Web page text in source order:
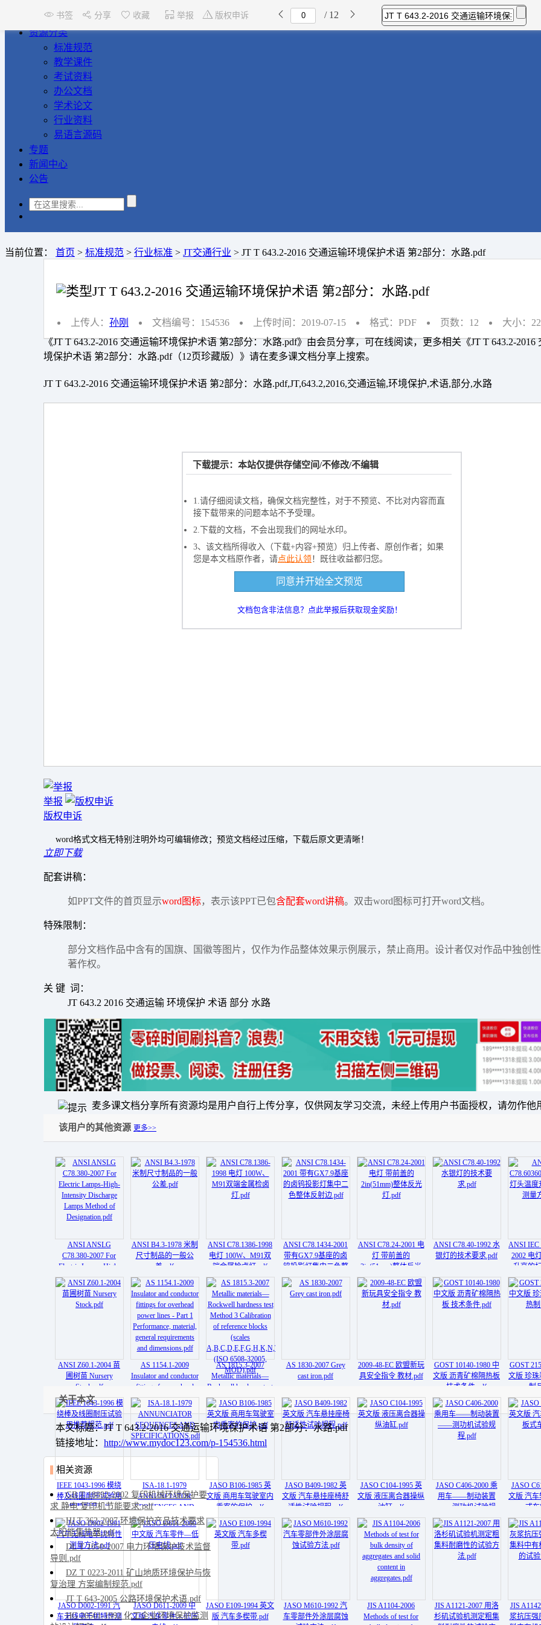
首页
资源分类
标准规范
教学课件
考试资料
办公文档
学术论文
行业资料
易语言源码
专题
新闻中心
公告
书签 分享 收藏 举报 版权申诉 / 12
当前位置： 首页 > 标准规范 > 行业标准 > JT交通行业 > JT T 643.2-2016 交通运输环境保护术语 第2部分：水路.pdf
JT T 643.2-2016 交通运输环境保护术语 第2部分：水路.pdf
上传人： 孙刚 文档编号：154536 上传时间：2019-07-15 格式：PDF 页数：12
大小：
《JT T 643.2-2016 交通运输环境保护术语 第2部分：水路.pdf》由会员分享，可在线阅读，更多相关《JT T 643.2-2016
境保护术语 第2部分：水路.pdf（12页珍藏版）》请在麦多课文档分享上搜索。
JT T 643.2-2016 交通运输环境保护术语 第2部分：水路.pdf,JT,643.2,2016,交通运输,环境保护,术语,部分,水路
下载提示：本站仅提供存储空间/不修改/不编辑
1.请仔细阅读文档，确保文档完整性，对于不预览、不比对内容而直
接下载带来的问题本站不予受理。
2.下载的文档，不会出现我们的网址水印。
3、该文档所得收入（下载+内容+预览）归上传者、原创作者；如果
您是本文档原作者，请点此认领 ！既往收益都归您。
同意并开始全文预览
文档包含非法信息？点此举报后获取现金奖励！
文档加载中……请稍候！
下载文档到电脑，查找使用更方便
举报
版权申诉
word格式文档无特别注明外均可编辑修改；预览文档经过压缩，下载后原文更清晰！
立即下载
配套讲稿：
如PPT文件的首页显示word图标，表示该PPT已包含配套word讲稿。双击word图标可打开word文档。
特殊限制：
部分文档作品中含有的国旗、国徽等图片，仅作为作品整体效果示例展示，禁止商用。设计者仅对作品中独创
著作权。
关 键 词：
JT 643.2 2016 交通运输 环境保护 术语 部分 水路
麦多课文档分享所有资源均是用户自行上传分享，仅供网友学习交流，未经上传用户书面授权，请勿作他
该用户的其他资源 更多>>
ANSI ANSLG
C78.380-2007 For
Electric Lamps-High-
Intensity Discharge
Lamps Method of
Designation.pdf
ANSI B4.3-1978 米制
尺寸制品的一般公
差.pdf
ANSI C78.1386-1998
电灯 100W、M91双
端金属检卤灯.pdf
ANSI C78.1434-2001
带有GX7.9基座的卤
钨投影灯集中二色整
体反射边.pdf
ANSI C78.24-2001 电
灯 带前盖的
2in(51mm)整体反光
灯.pdf
ANSI C78.40-1992 水
银灯的技术要求.pdf
ANSI IEC
2002 电
升高的
法
ANSI Z60.1-2004 苗
圃树苗 Nursery
Stock.pdf
AS 1154.1-2009
Insulator and conductor
fittings for overhead
power lines - Part 1
Performance, material,
general requirements
and dimensions.pdf
AS 1815.3-2007
Metallic materials—
Rockwell hardness test
Method 3 Calibration
of reference blocks
(scales
A,B,C,D,E,F,G,H,K,N,T)
(ISO 6508-32005,
AS 1830-2007 Grey
cast iron.pdf
2009-48-EC 欧盟新玩
具安全指令 教材.pdf
GOST 10140-1980 中
文版 沥青矿棉隔热板
技术条件.pdf
GOST
文版 珍
制
IEEE 1043-1996 模绕
棒及线圈耐压试验用
推荐规范.pdf
ISA-18.1-1979
ANNUNCIATOR
SEQUENCES AND
SPECIFICATIONS.pdf
JASO B106-1985 英
文版 商用车驾驶室内
乘客的保护.pdf
JASO B409-1982 英
文版 汽车悬挂座椅舒
适性试验规程.pdf
JASO C104-1995 英
文版 液压离合器操纵
油缸.pdf
JASO C406-2000 乘
用车——制动装置
——测功机试验规
程.pdf
JASO
文版 汽
式车
JASO D002-1991 汽
车无线电干扰特性测
JASO D611-2009 中
文版 汽车零件—低压
JASO E109-1994 英文
版 汽车多楔带.pdf
JASO M610-1992 汽
车零部件外涂层腐蚀
JIS A1104-2006
Methods of test for
JIS A1121-2007 用洛
杉矶试验机测定粗集
JIS
浆抗压强
关于本文
本文标题：JT T 643.2-2016 交通运输环境保护术语 第2部分：水路.pdf
链接地址： http://www.mydoc123.com/p-154536.html
相关资源
GB T 18892-2002 复印机械环境保护要
求 静电 复印机节能要求.pdf
HJ T 362-2007 环境保护产品技术要求
太阳能集热器.pdf
DL T 1050-2007 电力环境保护技术监督
导则.pdf
DZ T 0223-2011 矿山地质环境保护与恢
复治理 方案编制规范.pdf
JT T 643-2005 公路环境保护术语.pdf
HG 20501-1992 化工企业环境保护监测